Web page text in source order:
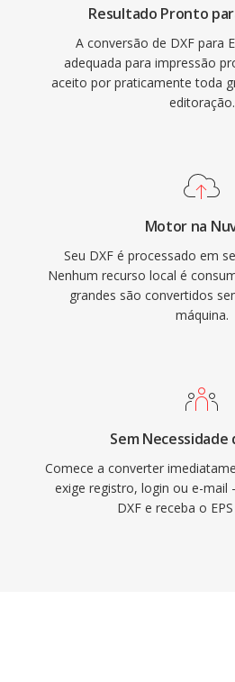
Resultado Pronto
A conversão de DXF para
adequada para impressão
aceito por praticamente toda
editoração.
Motor na
Seu DXF é processado em
Nenhum recurso local é
grandes são convertidos
máquina.
Sem Necessidade
Comece a converter
exige registro, login ou e-mail
DXF e receba o